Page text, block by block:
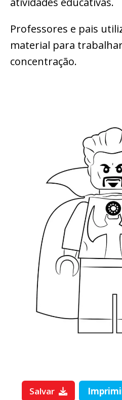
Professores e pais
material para
concentração.
Salvar